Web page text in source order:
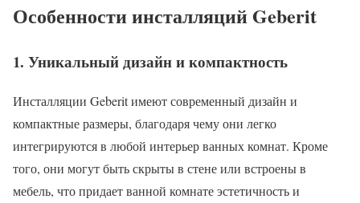
Особенности инсталляций Geberit
1. Уникальный дизайн и компактность
Инсталляции Geberit имеют современный дизайн и
компактные размеры, благодаря чему они легко
интегрируются в любой интерьер ванных комнат. Кроме
того, они могут быть скрыты в стене или встроены в
мебель, что придает ванной комнате эстетичность и